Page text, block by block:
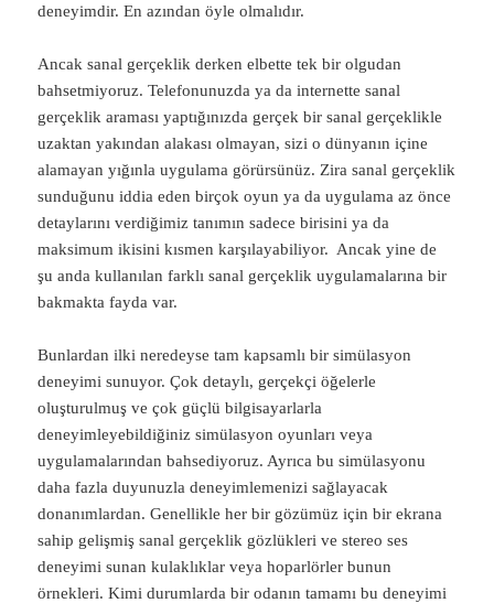
deneyimdir. En azından öyle olmalıdır.
Ancak sanal gerçeklik derken elbette tek bir olgudan
bahsetmiyoruz. Telefonunuzda ya da internette sanal
gerçeklik araması yaptığınızda gerçek bir sanal gerçeklikle
uzaktan yakından alakası olmayan, sizi o dünyanın içine
alamayan yığınla uygulama görürsünüz. Zira sanal gerçeklik
sunduğunu iddia eden birçok oyun ya da uygulama az önce
detaylarını verdiğimiz tanımın sadece birisini ya da
maksimum ikisini kısmen karşılayabiliyor. Ancak yine de
şu anda kullanılan farklı sanal gerçeklik uygulamalarına bir
bakmakta fayda var.
Bunlardan ilki neredeyse tam kapsamlı bir simülasyon
deneyimi sunuyor. Çok detaylı, gerçekçi öğelerle
oluşturulmuş ve çok güçlü bilgisayarlarla
deneyimleyebildiğiniz simülasyon oyunları veya
uygulamalarından bahsediyoruz. Ayrıca bu simülasyonu
daha fazla duyunuzla deneyimlemenizi sağlayacak
donanımlardan. Genellikle her bir gözümüz için bir ekrana
sahip gelişmiş sanal gerçeklik gözlükleri ve stereo ses
deneyimi sunan kulaklıklar veya hoparlörler bunun
örnekleri. Kimi durumlarda bir odanın tamamı bu deneyimi